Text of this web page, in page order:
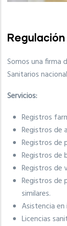
Somos una firma
Sanitarios
Servicios:
Registros
Registros de
Registros de
Registros de
Registros de
Registros de
similares.
Asistencia
Licencias